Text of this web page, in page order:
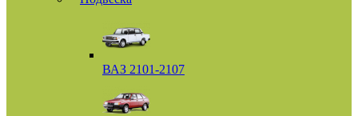
ВАЗ 2101-2107